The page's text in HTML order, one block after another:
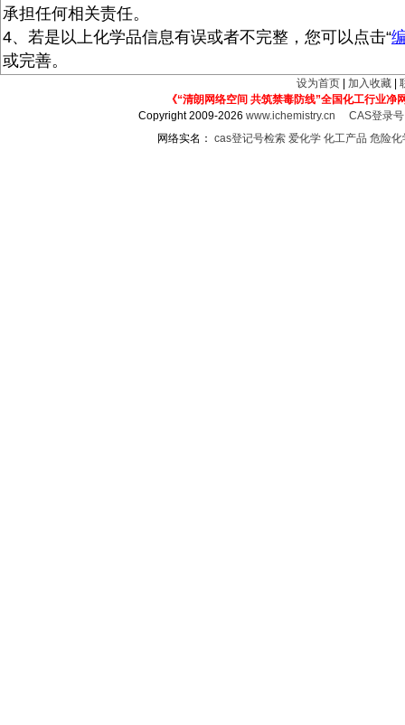
承担任何相关责任。
4、若是以上化学品信息有误或者不完整，您可以点击“
或完善。
设为首页 加入收藏
《“清朗网络空间 共筑禁毒防线”全国化工行业净
Copyright 2009-2026www.ichemistry.cn
CAS登录
网络实名： cas登记号检索 爱化学 化工产品 危险化